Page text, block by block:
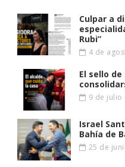
Culpar a
Rubi”
4 de
El sello
9 de julio
Israel
Bahía de
25 de